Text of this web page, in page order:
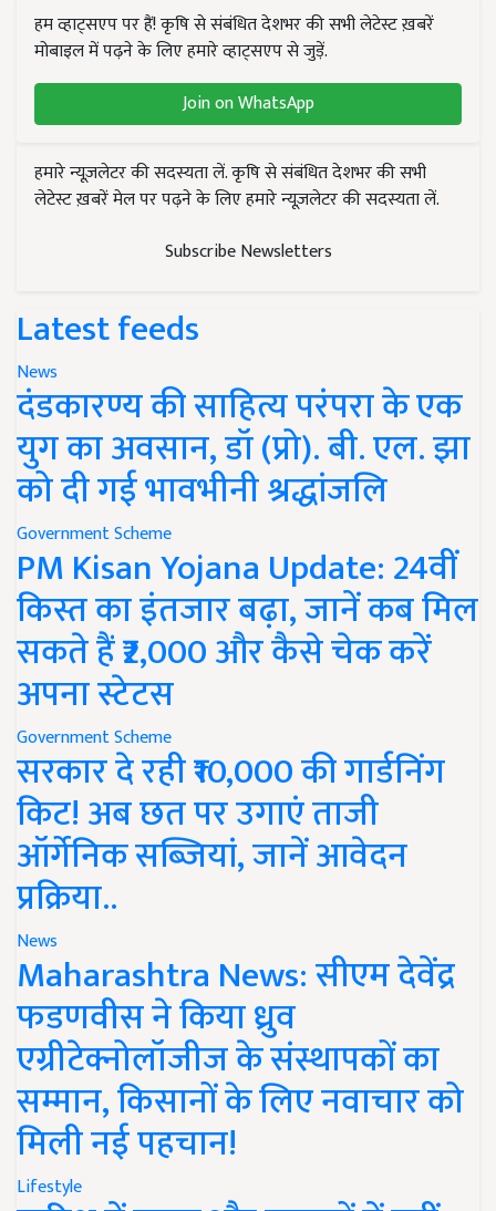
हम व्हाट्सएप पर हैं! कृषि से संबंधित देशभर की सभी लेटेस्ट ख़बरें
मोबाइल में पढ़ने के लिए हमारे व्हाट्सएप से जुड़ें.
Join on WhatsApp
हमारे न्यूज़लेटर की सदस्यता लें. कृषि से संबंधित देशभर की सभी
लेटेस्ट ख़बरें मेल पर पढ़ने के लिए हमारे न्यूज़लेटर की सदस्यता लें.
Subscribe Newsletters
Latest feeds
News
दंडकारण्य की साहित्य परंपरा के एक
युग का अवसान, डॉ (प्रो). बी. एल. झा
को दी गई भावभीनी श्रद्धांजलि
Government Scheme
PM Kisan Yojana Update: 24वीं
किस्त का इंतजार बढ़ा, जानें कब मिल
सकते हैं ₹2,000 और कैसे चेक करें
अपना स्टेटस
Government Scheme
सरकार दे रही ₹10,000 की गार्डनिंग
किट! अब छत पर उगाएं ताजी
ऑर्गेनिक सब्जियां, जानें आवेदन
प्रक्रिया..
News
Maharashtra News: सीएम देवेंद्र
फडणवीस ने किया ध्रुव
एग्रीटेक्नोलॉजीज के संस्थापकों का
सम्मान, किसानों के लिए नवाचार को
मिली नई पहचान!
Lifestyle